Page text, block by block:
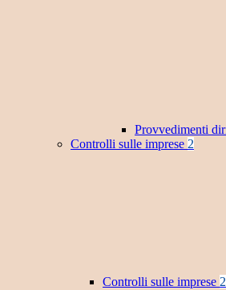
Provvedimenti
Controlli sulle imprese 2
Controlli sulle imprese 2